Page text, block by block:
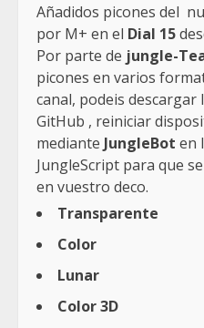
Añadidos picones del
por M+ en el Dial 15
Por parte de jungle-
picones en varios
canal, podeis
GitHub , reiniciar
mediante JungleBot en
JungleScript para que
en vuestro deco.
Transparente
Color
Lunar
Color 3D